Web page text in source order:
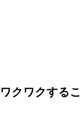
ワク ワクするこ